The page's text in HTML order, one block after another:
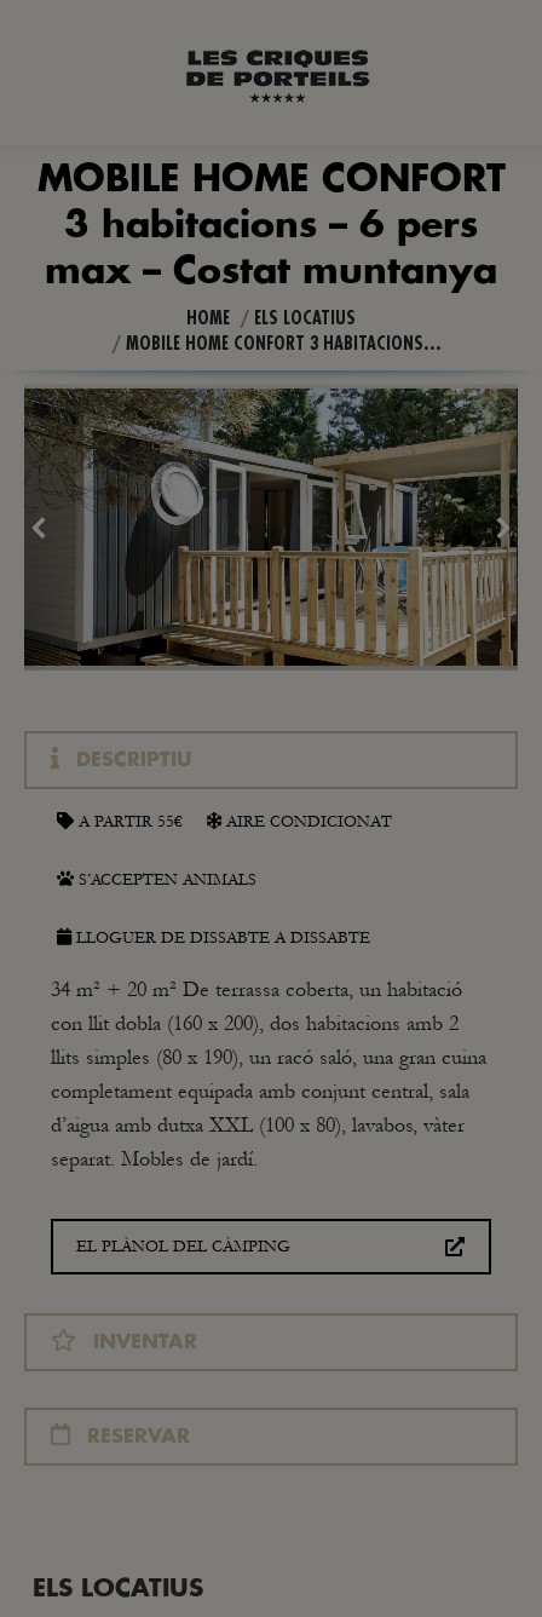
MOBILE HOME CONFORT
3 habitacions – 6 pers
max – Costat muntanya
You are here:
HOME
ELS LOCATIUS
MOBILE HOME CONFORT 3 HABITACIONS…
DESCRIPTIU
A PARTIR 55€ AIRE CONDICIONAT
S’ACCEPTEN ANIMALS
LLOGUER DE DISSABTE A DISSABTE
34 m² + 20 m² De terrassa coberta, un habitació
con llit dobla (160 x 200), dos habitacions amb 2
llits simples (80 x 190), un racó saló, una gran cuina
completament equipada amb conjunt central, sala
d’aigua amb dutxa XXL (100 x 80), lavabos, vàter
separat. Mobles de jardí.
EL PLÀNOL DEL CÀMPING
INVENTAR
RESERVAR
ELS LOCATIUS